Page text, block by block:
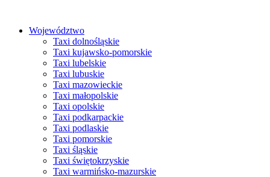
treści
Województwo
Taxi dolnośląskie
Taxi kujawsko-pomorskie
Taxi lubelskie
Taxi lubuskie
Taxi mazowieckie
Taxi małopolskie
Taxi opolskie
Taxi podkarpackie
Taxi podlaskie
Taxi pomorskie
Taxi śląskie
Taxi świętokrzyskie
Taxi warmińsko-mazurskie